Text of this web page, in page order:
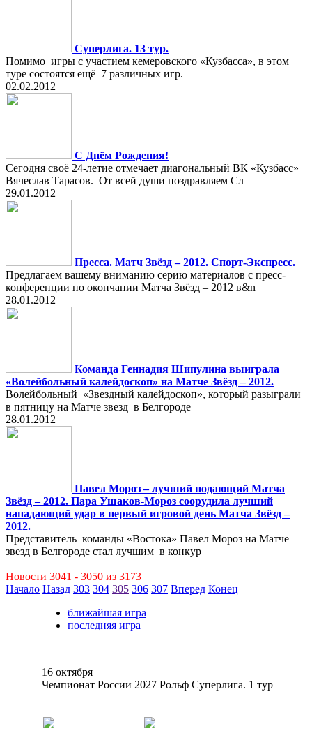
Суперлига. 13 тур.
Помимо игры с участием кемеровского «Кузбасса», в этом
туре состоятся ещё 7 различных игр.
02.02.2012
С Днём Рождения!
Сегодня своё 24-летие отмечает диагональный ВК «Кузбасс»
Вячеслав Тарасов. От всей души поздравляем Сл
29.01.2012
Пресса. Матч Звёзд – 2012. Спорт-Экспресс.
Предлагаем вашему вниманию серию материалов с пресс-
конференции по окончании Матча Звёзд – 2012 в&n
28.01.2012
Команда Геннадия Шипулина выиграла
«Волейбольный калейдоскоп» на Матче Звёзд – 2012.
Волейбольный «Звездный калейдоскоп», который разыграли
в пятницу на Матче звезд в Белгороде
28.01.2012
Павел Мороз – лучший подающий Матча
Звёзд – 2012. Пара Ушаков-Мороз соорудила лучший
нападающий удар в первый игровой день Матча Звёзд –
2012.
Представитель команды «Востока» Павел Мороз на Матче
звезд в Белгороде стал лучшим в конкур
Новости 3041 - 3050 из 3173
Начало Назад 303 304 305 306 307 Вперед Конец
ближайшая игра
последняя игра
16 октября
Чемпионат России 2027 Рольф Суперлига. 1 тур